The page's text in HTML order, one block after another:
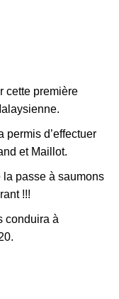
cette première
permis d’effectuer
et Maillot.
passe à saumons
!!!
conduira à